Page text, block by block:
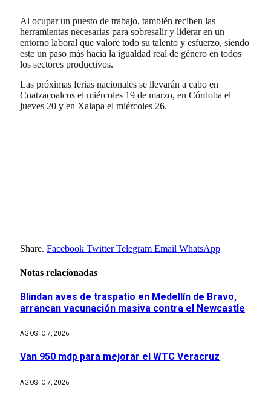
Al ocupar un puesto de trabajo, también reciben las
herramientas necesarias para sobresalir y liderar en un
entorno laboral que valore todo su talento y esfuerzo, siendo
este un paso más hacia la igualdad real de género en todos
los sectores productivos.
Las próximas ferias nacionales se llevarán a cabo en
Coatzacoalcos el miércoles 19 de marzo, en Córdoba el
jueves 20 y en Xalapa el miércoles 26.
Share. Facebook Twitter Telegram Email WhatsApp
Notas relacionadas
Blindan aves de traspatio en Medellín de Bravo,
arrancan vacunación masiva contra el Newcastle
AGOSTO 7, 2026
Van 950 mdp para mejorar el WTC Veracruz
AGOSTO 7, 2026